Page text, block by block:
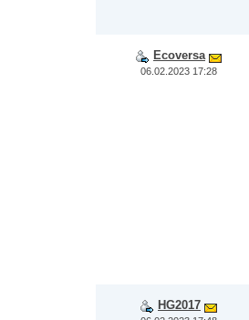
Ecoversa
06.02.2023 17:28
HG2017